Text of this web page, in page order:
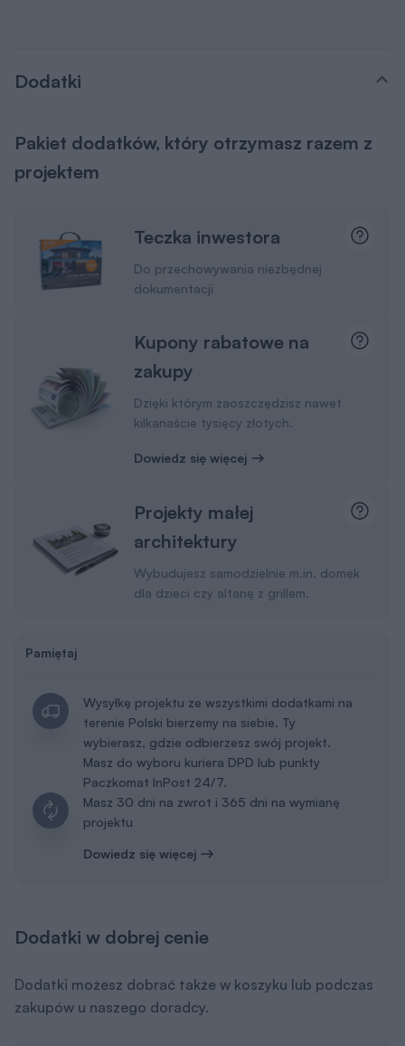
Dodatki
Pakiet dodatków, który otrzymasz razem z
projektem
Teczka inwestora
Do przechowywania niezbędnej
dokumentacji
Kupony rabatowe na
zakupy
Dzięki którym zaoszczędzisz nawet
kilkanaście tysięcy złotych.
Dowiedz się więcej
Projekty małej
architektury
Wybudujesz samodzielnie m.in. domek
dla dzieci czy altanę z grillem.
Pamiętaj
Wysyłkę projektu ze wszystkimi dodatkami na
terenie Polski bierzemy na siebie. Ty
wybierasz, gdzie odbierzesz swój projekt.
Masz do wyboru kuriera DPD lub punkty
Paczkomat InPost 24/7.
Masz 30 dni na zwrot i 365 dni na wymianę
projektu
Dowiedz się więcej
Dodatki w dobrej cenie
Dodatki możesz dobrać także w koszyku lub podczas
zakupów u naszego doradcy.